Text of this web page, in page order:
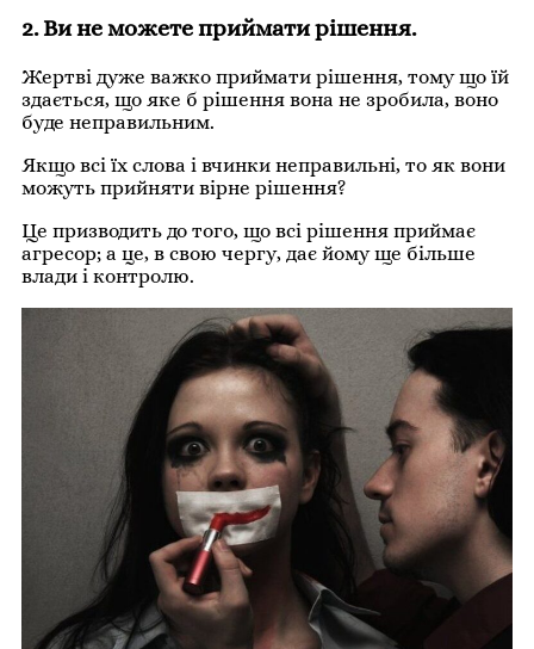
2. Ви не можете приймати рішення.
Жертві дуже важко приймати рішення, тому що їй
здається, що яке б рішення вона не зробила, воно
буде неправильним.
Якщо всі їх слова і вчинки неправильні, то як вони
можуть прийняти вірне рішення?
Це призводить до того, що всі рішення приймає
агресор; а це, в свою чергу, дає йому ще більше
влади і контролю.